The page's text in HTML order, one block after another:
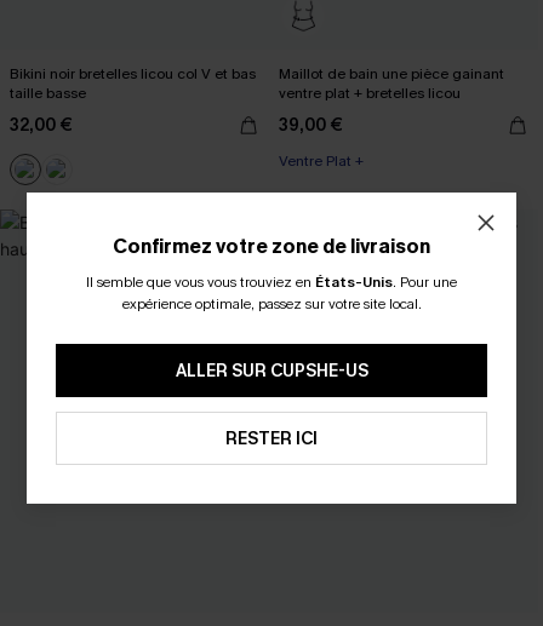
Bikini noir bretelles licou col V et bas
taille basse
32,00 €
Maillot de bain une pièce gainant
ventre plat + bretelles licou
39,00 €
Ventre Plat +
Confirmez votre zone de livraison
Il semble que vous vous trouviez en États-Unis. Pour une
expérience optimale, passez sur votre site local.
ALLER SUR CUPSHE-US
RESTER ICI